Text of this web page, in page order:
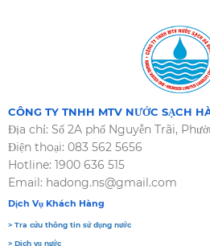
CÔNG TY TNHH MTV NƯỚC SẠCH
Địa chỉ: Số 2A phố Nguyễn Trãi,
Điện thoại: 083 562 5656
Hotline: 1900 636 515
Email: hadong.ns@gmail.com
Dịch Vụ Khách Hàng
> Tra cứu thông tin sử dụng nước
> Dịch vụ nước